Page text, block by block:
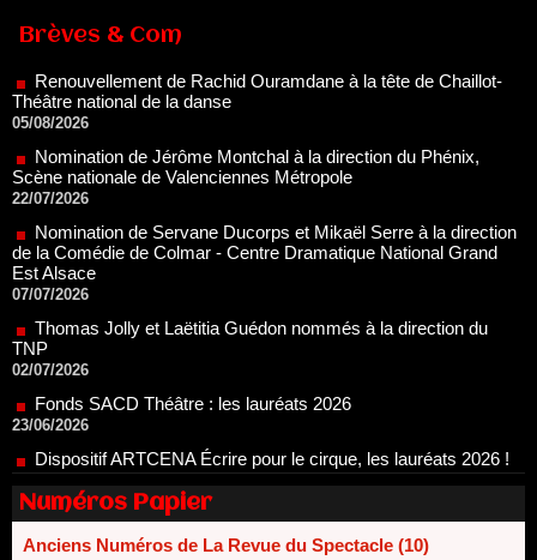
Brèves & Com
Théâtre national de la danse
Nomination de Jérôme Montchal à la direction du Phénix,
Scène nationale de Valenciennes Métropole
22/07/2026
Nomination de Servane Ducorps et Mikaël Serre à la direction
de la Comédie de Colmar - Centre Dramatique National Grand
Est Alsace
Thomas Jolly et Laëtitia Guédon nommés à la direction du
TNP
02/07/2026
Fonds SACD Théâtre : les lauréats 2026
23/06/2026
20/06/2026
18/06/2026
Les 10 lauréats du Fonds Grandes Formes Théâtre 2026
SACD
13/06/2026
Numéros Papier
Anciens Numéros de La Revue du Spectacle (10)